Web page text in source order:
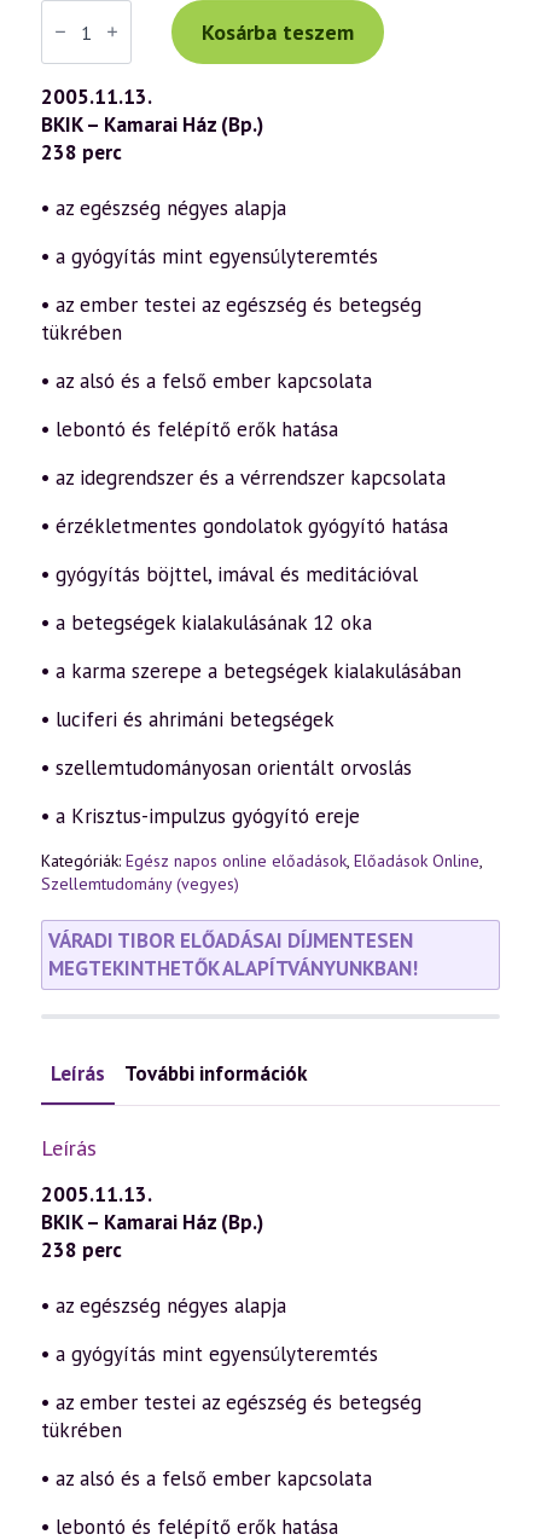
Váradi
Tibor
előadás
(396)
—
Egészség,
betegség,
gyógyulás
a
fényében
(2005.11.13.)
Kosárba teszem
2005.11.13.
BKIK – Kamarai Ház (Bp.)
238 perc
• az egészség négyes alapja
• a gyógyítás mint egyensúlyteremtés
• az ember testei az egészség és betegség
tükrében
• az alsó és a felső ember kapcsolata
• lebontó és felépítő erők hatása
• az idegrendszer és a vérrendszer kapcsolata
• érzékletmentes gondolatok gyógyító hatása
• gyógyítás böjttel, imával és meditációval
• a betegségek kialakulásának 12 oka
• a karma szerepe a betegségek kialakulásában
• luciferi és ahrimáni betegségek
• szellemtudományosan orientált orvoslás
• a Krisztus-impulzus gyógyító ereje
Kategóriák: Egész napos online előadások, Előadások Online,
Szellemtudomány (vegyes)
VÁRADI TIBOR ELŐADÁSAI DÍJMENTESEN
MEGTEKINTHETŐK ALAPÍTVÁNYUNKBAN!
Leírás További információk
Leírás
2005.11.13.
BKIK – Kamarai Ház (Bp.)
238 perc
• az egészség négyes alapja
• a gyógyítás mint egyensúlyteremtés
• az ember testei az egészség és betegség
tükrében
• az alsó és a felső ember kapcsolata
• lebontó és felépítő erők hatása